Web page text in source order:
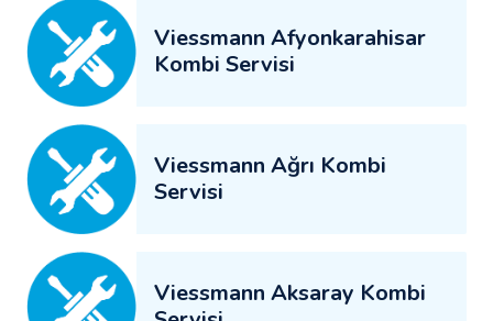
Viessmann Afyonkarahisar
Kombi Servisi
Viessmann Ağrı Kombi
Servisi
Viessmann Aksaray Kombi